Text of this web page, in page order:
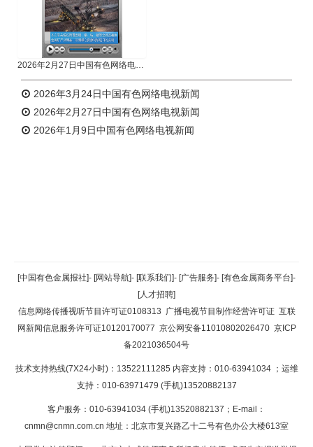
2026年2月27日中国有色网络电视新闻
2026年3月24日中国有色网络电视新闻
2026年2月27日中国有色网络电视新闻
2026年1月9日中国有色网络电视新闻
返回顶部
返回首页
[中国有色金属报社]- [网站导航]- [联系我们]- [广告服务]- [有色金属商务平台]-
[人才招聘]
信息网络传播视听节目许可证0108313 广播电视节目制作经营许可证 互联
网新闻信息服务许可证10120170077 京公网安备11010802026470 京ICP
备2021036504号
技术支持热线(7X24小时)：13522111285 内容支持：010-63941034 ；运维
支持：010-63971479 (手机)13520882137
客户服务：010-63941034 (手机)13520882137；E-mail：
cnmn@cnmn.com.cn 地址：北京市复兴路乙十二号有色办公大楼613室